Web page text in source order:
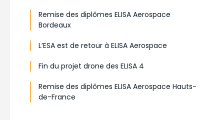
Remise des diplômes ELISA Aerospace
Bordeaux
L’ESA est de retour à ELISA Aerospace
Fin du projet drone des ELISA 4
Remise des diplômes ELISA Aerospace Hauts-
de-France